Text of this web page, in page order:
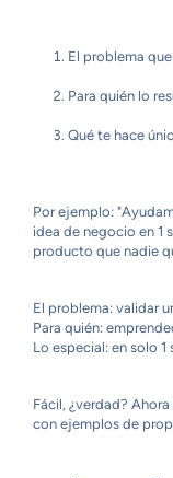
El problema
Para quién lo
Qué te hace
Por ejemplo:
idea de negocio en 1
producto que nadie
El problema: validar
Para quién:
Lo especial: en solo 1
Fácil, ¿verdad?
con ejemplos de